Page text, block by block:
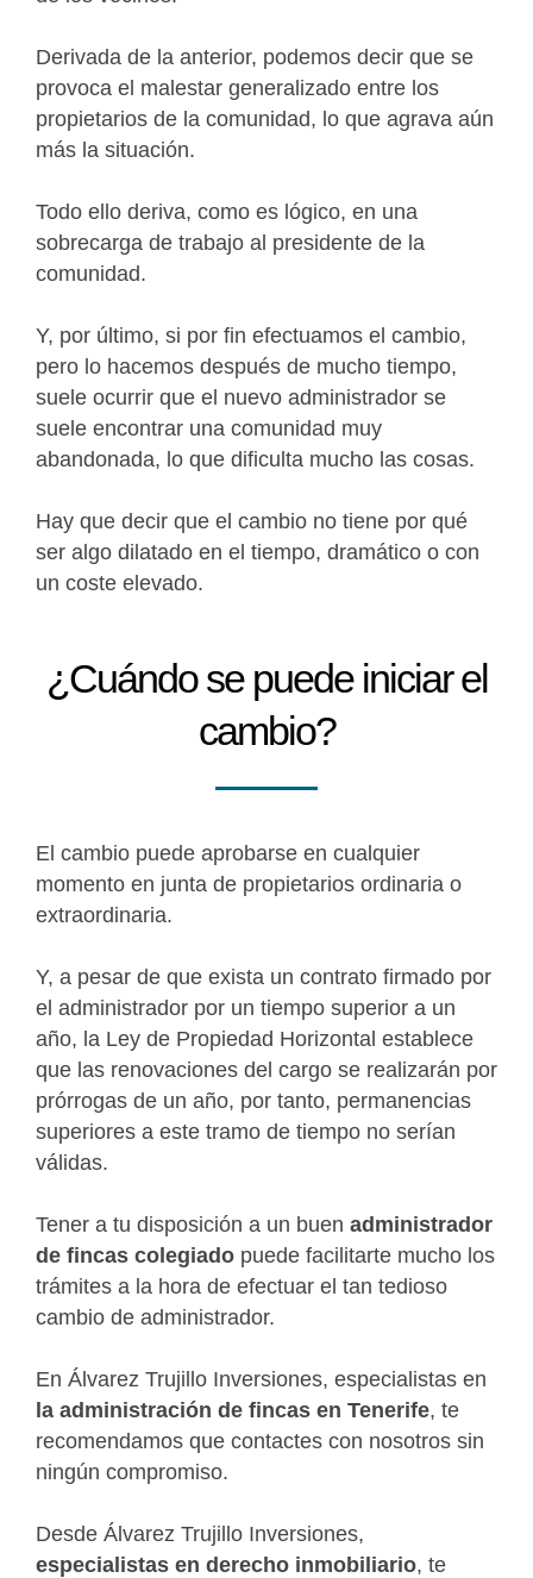
Derivada de la anterior, podemos decir que se
provoca el malestar generalizado entre los
propietarios de la comunidad, lo que agrava aún
más la situación.
Todo ello deriva, como es lógico, en una
sobrecarga de trabajo al presidente de la
comunidad.
Y, por último, si por fin efectuamos el cambio,
pero lo hacemos después de mucho tiempo,
suele ocurrir que el nuevo administrador se
suele encontrar una comunidad muy
abandonada, lo que dificulta mucho las cosas.
Hay que decir que el cambio no tiene por qué
ser algo dilatado en el tiempo, dramático o con
un coste elevado.
¿Cuándo se puede iniciar el
cambio?
El cambio puede aprobarse en cualquier
momento en junta de propietarios ordinaria o
extraordinaria.
Y, a pesar de que exista un contrato firmado por
el administrador por un tiempo superior a un
año, la Ley de Propiedad Horizontal establece
que las renovaciones del cargo se realizarán por
prórrogas de un año, por tanto, permanencias
superiores a este tramo de tiempo no serían
válidas.
Tener a tu disposición a un buen administrador
de fincas colegiado puede facilitarte mucho los
trámites a la hora de efectuar el tan tedioso
cambio de administrador.
En Álvarez Trujillo Inversiones, especialistas en
la administración de fincas en Tenerife, te
recomendamos que contactes con nosotros sin
ningún compromiso.
Desde Álvarez Trujillo Inversiones,
especialistas en derecho inmobiliario, te